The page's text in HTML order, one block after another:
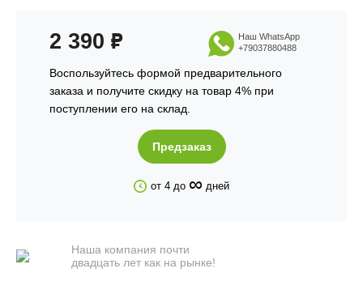
2 390 ₽
Воспользуйтесь формой предварительного
заказа и получите скидку на товар 4% при
поступлении его на склад.
Наш WhatsApp
+79037880488
Предзаказ
от 4 до ∞ дней
Наша компания почти
двадцать лет как на рынке!